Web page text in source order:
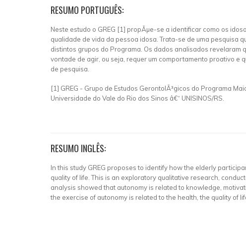
RESUMO PORTUGUÊS:
Neste estudo o GREG [1] propÃµe-se a identificar como os
qualidade de vida da pessoa idosa. Trata-se de uma pesquisa
distintos grupos do Programa. Os dados analisados
vontade de agir, ou seja, requer um comportamento proativo e
de pesquisa.
[1] GREG - Grupo de Estudos GerontolÃ³gicos do Programa
Universidade do Vale do Rio dos Sinos â€“ UNISINOS/RS.
RESUMO INGLÊS:
In this study GREG proposes to identify how the elderly
quality of life. This is an exploratory qualitative research,
analysis showed that autonomy is related to knowledge,
the exercise of autonomy is related to the health, the quality of